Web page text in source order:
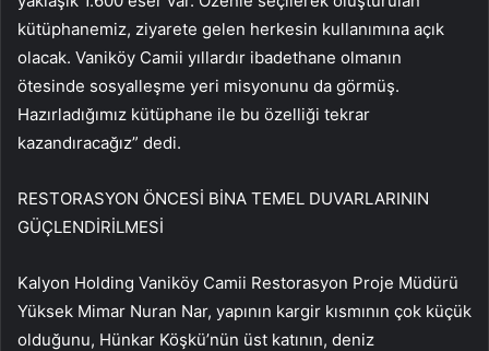
kütüphanemiz, ziyarete gelen herkesin kullanımına açık
olacak. Vaniköy Camii yıllardır ibadethane olmanın
ötesinde sosyalleşme yeri misyonunu da görmüş.
Hazırladığımız kütüphane ile bu özelliği tekrar
kazandıracağız” dedi.
RESTORASYON ÖNCESİ BİNA TEMEL DUVARLARININ
GÜÇLENDİRİLMESİ
Kalyon Holding Vaniköy Camii Restorasyon Proje Müdürü
Yüksek Mimar Nuran Nar, yapının kargir kısmının çok küçük
olduğunu, Hünkar Köşkü’nün üst katının, deniz